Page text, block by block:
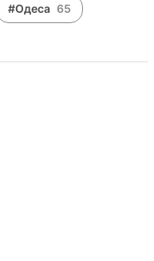
#Одеса 65